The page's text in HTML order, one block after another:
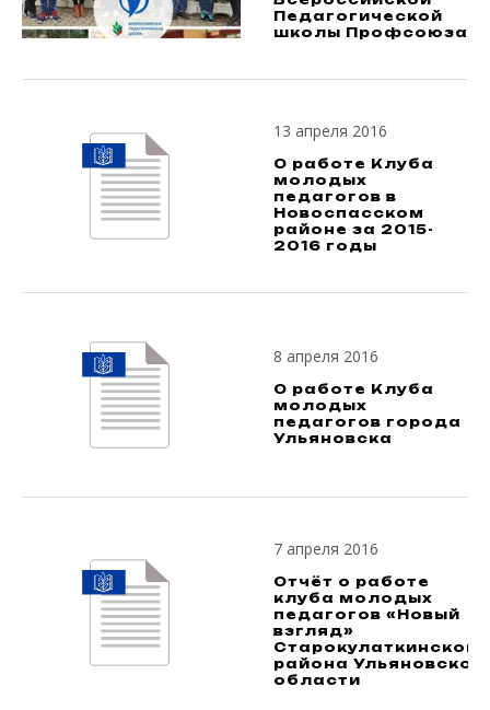
Педагогической
школы Профсоюза
13 апреля 2016
О работе Клуба
молодых
педагогов в
Новоспасском
районе за 2015-
2016 годы
8 апреля 2016
О работе Клуба
молодых
педагогов города
Ульяновска
7 апреля 2016
Отчёт о работе
клуба молодых
педагогов «Новый
взгляд»
Старокулаткинского
района Ульяновской
области